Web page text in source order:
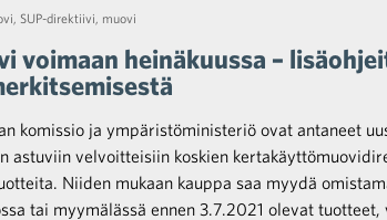
, SUP-direktiivi, muovi
heinäkuussa –
komissio ja ympäristöministeriö ovat antaneet
astuviin velvoitteisiin koskien
Niiden mukaan kauppa saa myydä
tai myymälässä ennen 3.7.2021 olevat tuotteet,